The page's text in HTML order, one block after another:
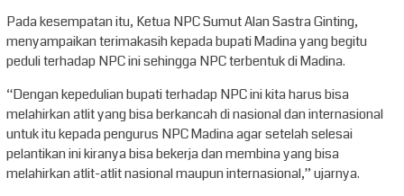
Pada kesempatan itu, Ketua NPC Sumut Alan Sastra Ginting,
menyampaikan terimakasih kepada bupati Madina yang begitu
peduli terhadap NPC ini sehingga NPC terbentuk di Madina.
“Dengan kepedulian bupati terhadap NPC ini kita harus bisa
melahirkan atlit yang bisa berkancah di nasional dan internasional
untuk itu kepada pengurus NPC Madina agar setelah selesai
pelantikan ini kiranya bisa bekerja dan membina yang bisa
melahirkan atlit-atlit nasional maupun internasional,” ujarnya.